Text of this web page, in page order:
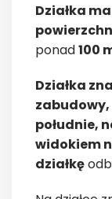
Działka
ponad100
Działka
południe,
widokiem
działkę